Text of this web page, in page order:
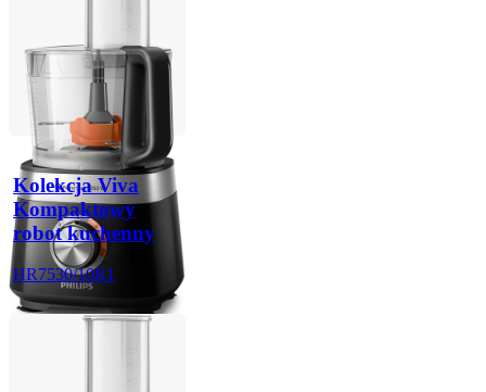
Kolekcja Viva
Kompaktowy
robot kuchenny
HR7530/10R1